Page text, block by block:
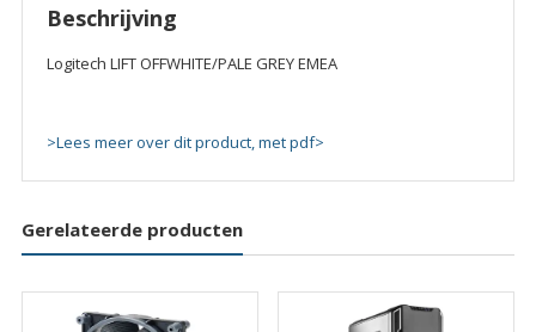
Beschrijving
Logitech LIFT OFFWHITE/PALE GREY EMEA
>Lees meer over dit product, met pdf>
Gerelateerde producten